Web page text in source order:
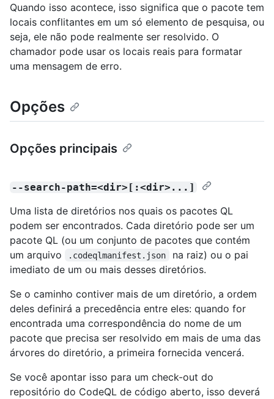
Quando isso acontece, isso significa que o pacote tem
locais conflitantes em um só elemento de pesquisa, ou
seja, ele não pode realmente ser resolvido. O
chamador pode usar os locais reais para formatar
uma mensagem de erro.
Opções
Opções principais
--search-path=<dir>[:<dir>...]
Uma lista de diretórios nos quais os pacotes QL
podem ser encontrados. Cada diretório pode ser um
pacote QL (ou um conjunto de pacotes que contém
um arquivo
.codeqlmanifest.json
na raiz) ou o pai
imediato de um ou mais desses diretórios.
Se o caminho contiver mais de um diretório, a ordem
deles definirá a precedência entre eles: quando for
encontrada uma correspondência do nome de um
pacote que precisa ser resolvido em mais de uma das
árvores do diretório, a primeira fornecida vencerá.
Se você apontar isso para um check-out do
repositório do CodeQL de código aberto, isso deverá